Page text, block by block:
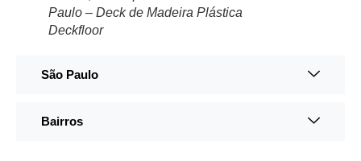
Paulo – Deck de Madeira Plástica
Deckfloor
São Paulo
Bairros